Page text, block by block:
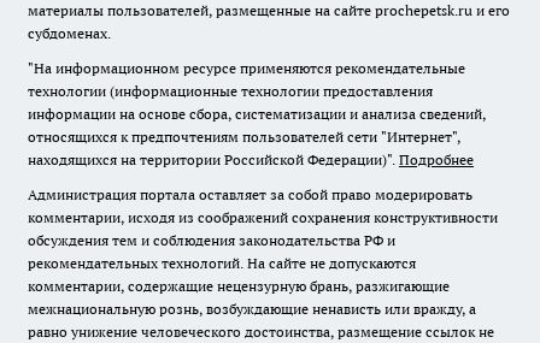
материалы пользователей, размещенные на сайте prochepetsk.ru и его
субдоменах.
"На информационном ресурсе применяются рекомендательные
технологии (информационные технологии предоставления
информации на основе сбора, систематизации и анализа сведений,
относящихся к предпочтениям пользователей сети "Интернет",
находящихся на территории Российской Федерации)". Подробнее
Администрация портала оставляет за собой право модерировать
комментарии, исходя из соображений сохранения конструктивности
обсуждения тем и соблюдения законодательства РФ и
рекомендательных технологий. На сайте не допускаются
комментарии, содержащие нецензурную брань, разжигающие
межнациональную рознь, возбуждающие ненависть или вражду, а
равно унижение человеческого достоинства, размещение ссылок не